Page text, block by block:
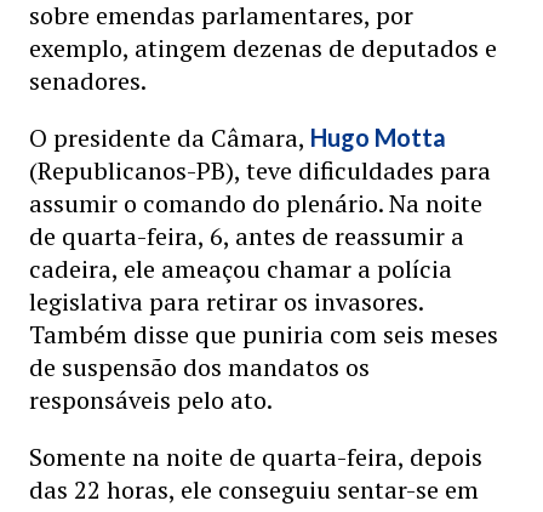
sobre emendas parlamentares, por
exemplo, atingem dezenas de deputados e
senadores.
O presidente da Câmara, Hugo Motta
(Republicanos-PB), teve dificuldades para
assumir o comando do plenário. Na noite
de quarta-feira, 6, antes de reassumir a
cadeira, ele ameaçou chamar a polícia
legislativa para retirar os invasores.
Também disse que puniria com seis meses
de suspensão dos mandatos os
responsáveis pelo ato.
Somente na noite de quarta-feira, depois
das 22 horas, ele conseguiu sentar-se em